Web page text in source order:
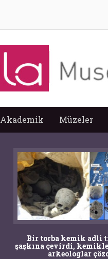
Akademik Müzeler
Bir torba kemik adli
şaşkına çevirdi,
arkeologlar